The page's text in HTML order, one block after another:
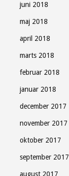
juni 2018
maj 2018
april 2018
marts 2018
februar 2018
januar 2018
december 2017
november 2017
oktober 2017
september 2017
august 2017